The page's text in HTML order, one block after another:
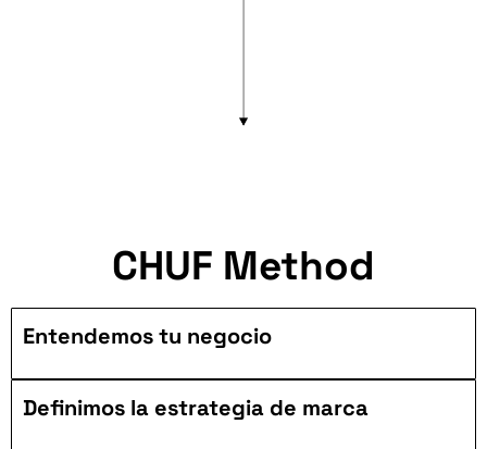
CHUF Method
Entendemos tu negocio
Definimos la estrategia de marca